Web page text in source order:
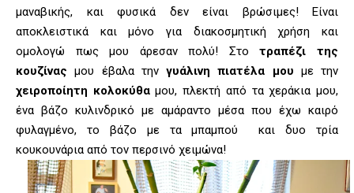
μαναβικής, και φυσικά δεν είναι βρώσιμες! Είναι
αποκλειστικά και μόνο για διακοσμητική χρήση και
ομολογώ πως μου άρεσαν πολύ! Στοτραπέζι της
κουζίνας μου έβαλα την γυάλινη πιατέλα μου με την
χειροποίητη κολοκύθαμου, πλεκτή από τα χεράκια μου,
ένα βάζο κυλινδρικό με αμάραντο μέσα που έχω καιρό
φυλαγμένο, το βάζο με τα μπαμπού και δυο τρία
κουκουνάρια από τον περσινό χειμώνα!